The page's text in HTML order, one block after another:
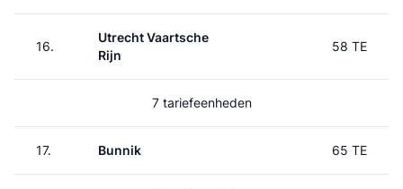
16.
Utrecht Vaartsche
Rijn
58 TE
7 tariefeenheden
17. Bunnik 65 TE